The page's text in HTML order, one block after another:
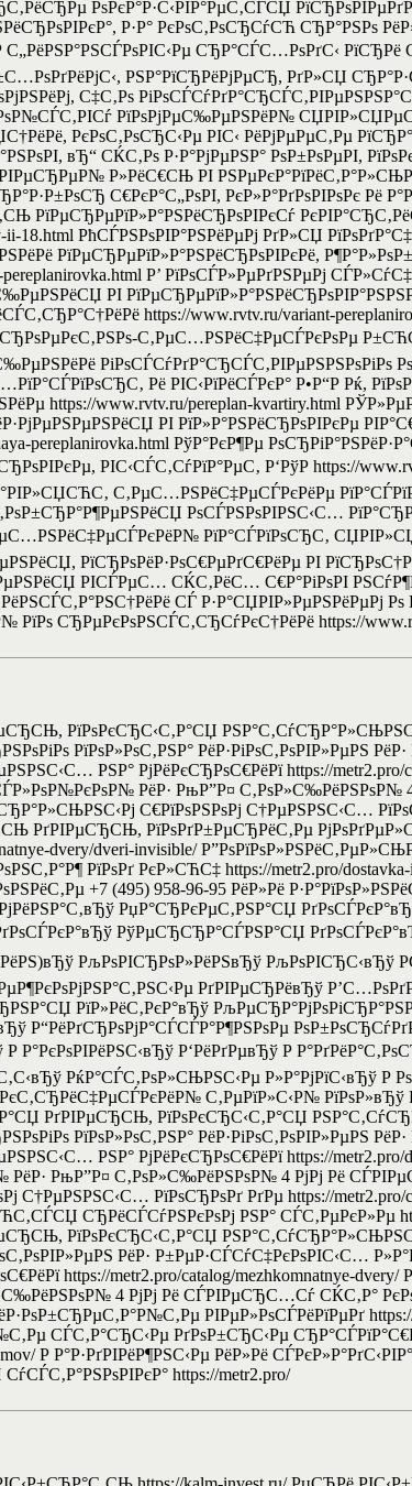
РѕРєР°Р·С‹РІР°РµС‚СЃСЏ
Р·Р° РєРѕС‚РѕСЂСѓСЋ СЂР°РЅРѕ
С„РёРЅР°РЅСЃРѕРІС‹Рµ СЂР°СЃС…РѕРґС‹ РїСЂРё
РЅР°РїСЂРёРјРµСЂ, РґР»СЏ
С‡С‚Рѕ
РїРѕРјРµС‰РµРЅРёР№
РєРѕС‚РѕСЂС‹Рµ РІС‹ РёРјРµРµС‚Рµ
вЂ“ СЌС‚Рѕ Р·Р°РјРµРЅР° РѕР±РѕРµРІ,
Р»РёС€СЊ РІ
С€РєР°С„РѕРІ, РєР»Р°РґРѕРІРѕРє Рё
РїРµСЂРµРїР»Р°РЅРёСЂРѕРІРєСѓ
18.html РћСЃРЅРѕРІР°РЅРёРµРј РґР»СЏ
РїРµСЂРµРїР»Р°РЅРёСЂРѕРІРєРё,
Р’ РїРѕСЃР»РµРґРЅРµРј
РІ
https://www.rvtv.ru/variant-
С‚РµС…РЅРёС‡РµСЃРєРѕРµ
РіРѕСЃСѓРґР°СЂСЃС‚РІРµРЅРЅРѕРіРѕ
Рё РІС‹РїРёСЃРєР° Р•Р“Р Рќ,
https://www.rvtv.ru/pereplan-kvartiry.html
РІ РїР»Р°РЅРёСЂРѕРІРєРµ
pereplanirovka.html РўР°РєР¶Рµ
РІС‹СЃС‚СѓРїР°РµС‚ Р‘РўР https://
С‚РµС…РЅРёС‡РµСЃРєРёРµ
РѕСЃРЅРѕРІРЅС‹С…
РїР°СЃРїРѕСЂС‚
РїСЂРѕРёР·РѕС€РµРґС€РёРµ РІ
РІСЃРµС… СЌС‚РёС… С€Р°РіРѕРІ
СЃ Р·Р°СЏРІР»РµРЅРёРµРј Рѕ
СЂРµРєРѕРЅСЃС‚СЂСѓРєС†РёРё https://
РїРѕРєСЂС‹С‚Р°СЏ
РїРѕР»РѕС‚РЅР° РёР·РіРѕС‚РѕРІР»РµРЅ
РЅР° РјРёРєСЂРѕС€РёРї https://metr2.pro/
РёР· РњР”Р¤
С€РїРѕРЅРѕРј С†РµРЅРЅС‹С…
РґРІРµСЂСЊ, РїРѕРґР±РµСЂРёС‚Рµ
dvery/dveri-invisible/
РїРѕРґ РєР»СЋС‡ https://metr2.pro/
+7 (495) 958-96-95 РёР»Рё
РџР°СЂРєРµС‚РЅР°СЏ
РўРµСЂСЂР°СЃРЅР°СЏ
РљРѕРІСЂРѕР»РёРЅвЂў РљРѕРІСЂС‹вЂў
РґРІРµСЂРёвЂў
РїР»РёС‚РєР°вЂў
Р“РёРґСЂРѕРјР°СЃСЃР°Р¶РЅРѕРµ
Р°РєРѕРІРёРЅС‹вЂў Р‘РёРґРµвЂў Р
РќР°СЃС‚РѕР»СЊРЅС‹Рµ Р»Р°РјРїС‹вЂў Р
С‚РµРїР»С‹Р№ РїРѕР»вЂў
РґРІРµСЂСЊ, РїРѕРєСЂС‹С‚Р°СЏ
РїРѕР»РѕС‚РЅР° РёР·РіРѕС‚РѕРІР»РµРЅ
РЅР° РјРёРєСЂРѕС€РёРї https://metr2.pro/
РёР· РњР”Р¤ С‚РѕР»С‰РёРЅРѕР№ 4 РјРј Рё
РїРѕСЂРѕРґ РґРµ https://metr2.pro/
СЂРёСЃСѓРЅРєРѕРј РЅР° СЃС‚РµРєР»Рµ
РїРѕРєСЂС‹С‚Р°СЏ
РёР· Р±РµР·СЃСѓС‡РєРѕРІС‹С…
https://metr2.pro/catalog/mezhkomnatnye-dvery/
4 РјРј Рё СЃРІРµСЂС…Сѓ СЌС‚Р°
РІРµР»РѕСЃРёРїРµРґ
СЃС‚Р°СЂС‹Рµ РґРѕР±СЂС‹Рµ
Р Р°Р·РґРІРёР¶РЅС‹Рµ РёР»Рё
https://metr2.pro/